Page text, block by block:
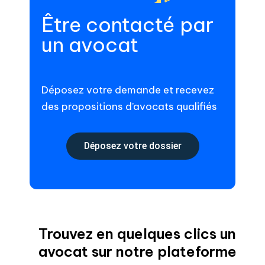
Être contacté par
un avocat
Déposez votre demande et recevez
des propositions d’avocats qualifiés
Déposez votre dossier
Trouvez en quelques clics un
avocat sur notre plateforme